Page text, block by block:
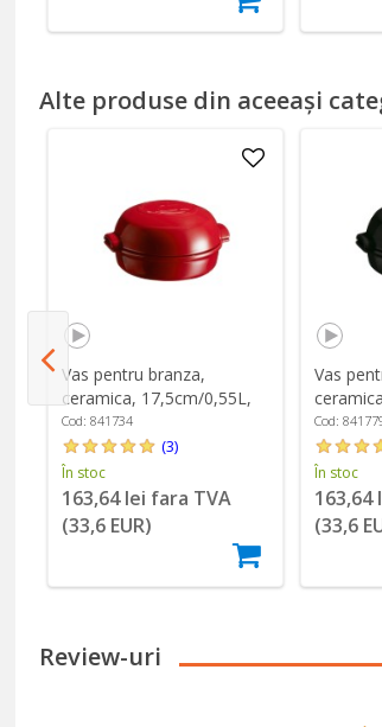
Alte produse din aceeași
Vas pentru branza,
ceramica, 17,5cm/0,55L,
Burgundy - Emile Henry
Cod: 841734
(3)
În stoc
163,64 lei fara TVA
(33,6 EUR)
Vas
Cod:
În stoc
163,64
(33,6
Review-uri